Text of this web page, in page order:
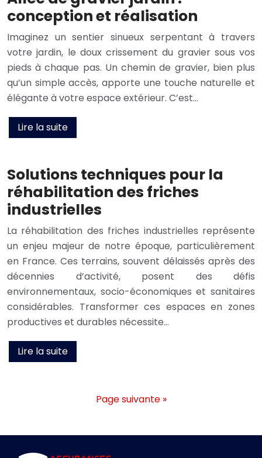
conception et réalisation
Imaginez un sentier sinueux serpentant à travers
votre jardin, le doux crissement du gravier sous vos
pieds à chaque pas. Un chemin de gravier, bien plus
qu’un simple accès, apporte une touche naturelle et
élégante à votre espace extérieur. C’est…
Lire la suite
Solutions techniques pour la
réhabilitation des friches
industrielles
La réhabilitation des friches industrielles représente
un enjeu majeur de notre époque, particulièrement
en France. Ces terrains, souvent délaissés après des
décennies d’activité, posent des défis
environnementaux, socio-économiques et sanitaires
considérables. Transformer ces espaces en zones
productives et durables nécessite…
Lire la suite
Page suivante »